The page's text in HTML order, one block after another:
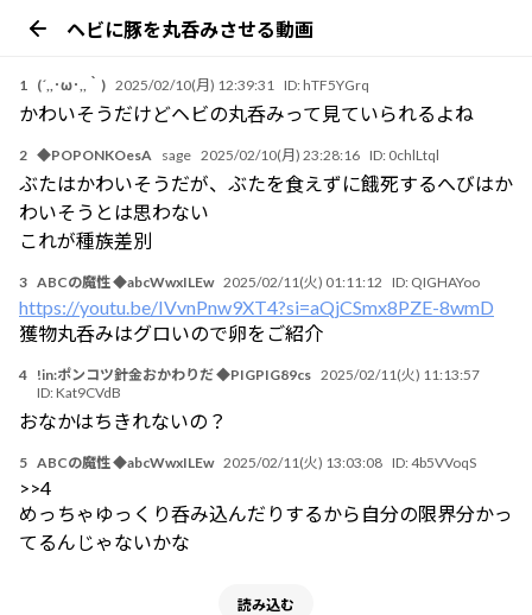
ヘビに豚を丸呑みさせる動画
1 (´,,･ω･,,｀) 2025/02/10(月) 12:39:31 ID: hTF5YGrq
かわいそうだけどヘビの丸呑みって見ていられるよね
2 ◆POPONKOesA sage 2025/02/10(月) 23:28:16 ID: 0chlLtql
ぶたはかわいそうだが、ぶたを食えずに餓死するへびはか
わいそうとは思わない
これが種族差別
3 ABCの魔性 ◆abcWwxILEw 2025/02/11(火) 01:11:12 ID: QIGHAYoo
https://youtu.be/IVvnPnw9XT4?si=aQjCSmx8PZE-8wmD
獲物丸呑みはグロいので卵をご紹介
4 !in:ポンコツ針金おかわりだ ◆PIGPIG89cs 2025/02/11(火) 11:13:57
ID: Kat9CVdB
おなかはちきれないの？
5 ABCの魔性 ◆abcWwxILEw 2025/02/11(火) 13:03:08 ID:4b5VVoqS
>>4
めっちゃゆっくり呑み込んだりするから自分の限界分かっ
てるんじゃないかな
読み込む